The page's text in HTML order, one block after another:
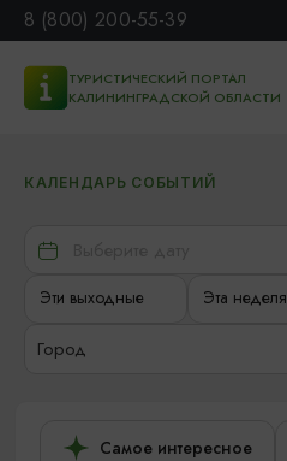
8 (800) 200-55-39
ТУРИСТИЧЕСКИЙ ПОРТАЛ
КАЛИНИНГРАДСКОЙ ОБЛАСТИ
КАЛЕНДАРЬ СОБЫТИЙ
Эти выходные Эта неделя
Город
Самое интересное